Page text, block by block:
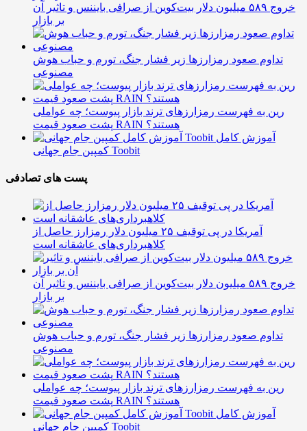
خروج ۵۸۹ میلیون دلار بیت‌کوین از صرافی بایننس و تاثیر آن
بر بازار
تداوم صعود رمزارزها زیر فشار جنگ، تورم و حباب هوش
مصنوعی
رین به فهرست رمزارزهای ترند بازار پیوست؛ چه عواملی
پشت صعود قیمت RAIN هستند؟
آموزش کامل
کمپین جام جهانی Toobit
پست های تصادفی
آمریکا در پی توقیف ۲۵ میلیون دلار رمزارز حاصل از
کلاهبرداری‌های عاشقانه است
خروج ۵۸۹ میلیون دلار بیت‌کوین از صرافی بایننس و تاثیر آن
بر بازار
تداوم صعود رمزارزها زیر فشار جنگ، تورم و حباب هوش
مصنوعی
رین به فهرست رمزارزهای ترند بازار پیوست؛ چه عواملی
پشت صعود قیمت RAIN هستند؟
آموزش کامل
کمپین جام جهانی Toobit